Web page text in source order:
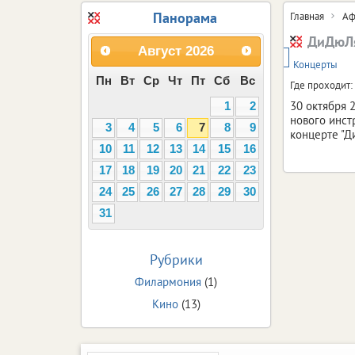
Главная
Концерты
Где проходит:
30 октября
нового
концерте
Панорама
Август 2026
Пн Вт Ср Чт Пт Сб
Вс
1
2
3
4 5 6 7 8
9
10
11 12 13 14 15
16
17
18 19 20 21 22
23
24
25 26 27 28 29
30
31
Рубрики
Филармония (1)
Кино(13)